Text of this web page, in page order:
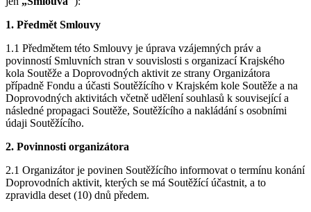
1. Předmět Smlouvy
1.1 Předmětem této Smlouvy je úprava vzájemných práv a
povinností Smluvních stran v souvislosti s organizací Krajského
kola Soutěže a Doprovodných aktivit ze strany Organizátora
případně Fondu a účasti Soutěžícího v Krajském kole Soutěže a na
Doprovodných aktivitách včetně udělení souhlasů k související a
následné propagaci Soutěže, Soutěžícího a nakládání s osobními
údaji Soutěžícího.
2. Povinnosti organizátora
2.1 Organizátor je povinen Soutěžícího informovat o termínu konání
Doprovodních aktivit, kterých se má Soutěžící účastnit, a to
zpravidla deset (10) dnů předem.